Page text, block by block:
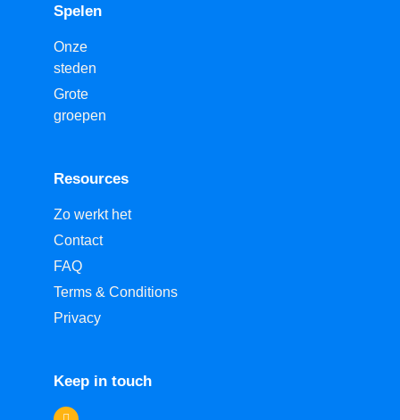
Spelen
Onze
steden
Grote
groepen
Resources
Zo werkt het
Contact
FAQ
Terms & Conditions
Privacy
Keep in touch